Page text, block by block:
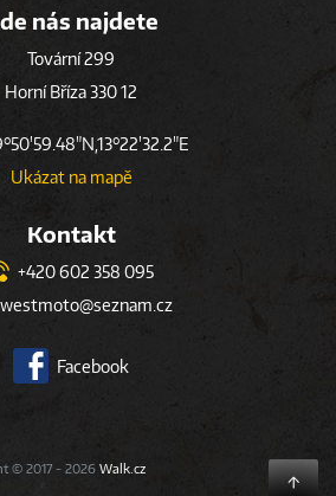
nás najdete
Tovární 299
Horní Bříza 330 12
Ukázat na mapě
Kontakt
+420 602 358 095
westmoto@seznam.cz
Facebook
↑
© 2017 - 2026 Walk.cz